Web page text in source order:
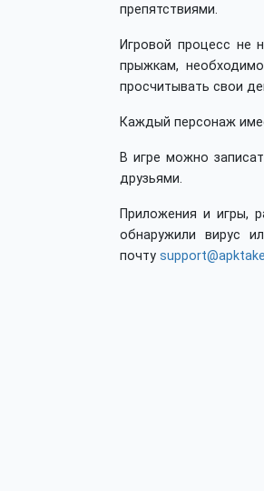
препятствиями.
Игровой процесс не
прыжкам,
просчитывать свои
Каждый персонаж
В игре можно
друзьями.
Приложения и игры,
обнаружили вирус
почту